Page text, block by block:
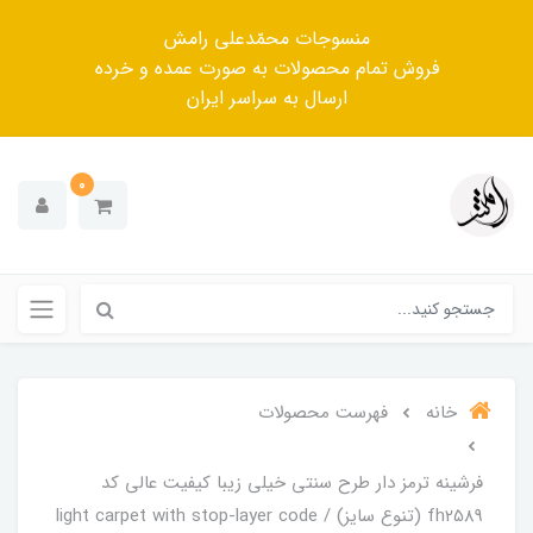
منسوجات محمّدعلی رامش
فروش تمام محصولات به صورت عمده و خرده
ارسال به سراسر ایران
0
خانه فهرست محصولات
فرشینه ترمز دار طرح سنتی خیلی زیبا کیفیت عالی کد
fh2589 (تنوع سایز) / light carpet with stop-layer code